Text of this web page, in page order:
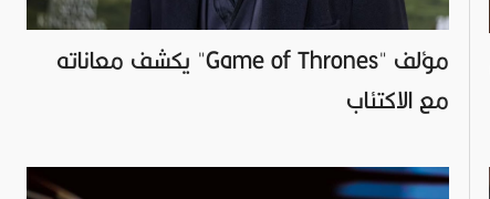
مؤلف "Game of Thrones" يكشف معاناته
مع الاكتئاب